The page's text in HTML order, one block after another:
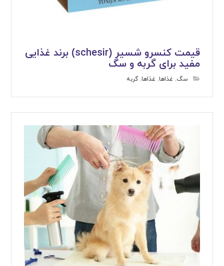
قیمت کنسرو شسیر (schesir) برند غذایی
مفید برای گربه و سگ
سگ, غذاها, غذاها,گربه